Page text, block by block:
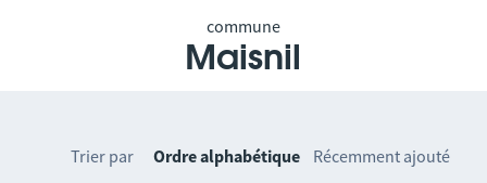
commune
Maisnil
Trier par Ordre alphabétique Récemment ajouté